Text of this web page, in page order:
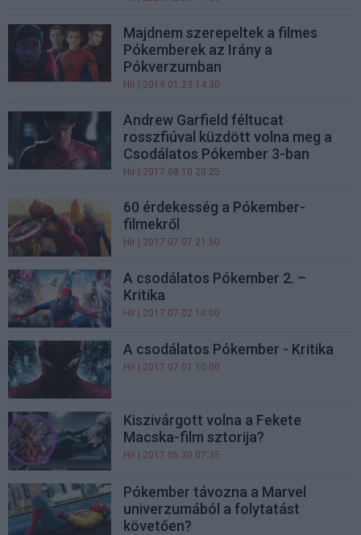
Majdnem szerepeltek a filmes
Pókemberek az Irány a
Pókverzumban
Hír | 2019.01.23 14:30
Andrew Garfield féltucat
rosszfiúval küzdött volna meg a
Csodálatos Pókember 3-ban
Hír | 2017.08.10 20:25
60 érdekesség a Pókember-
filmekről
Hír | 2017.07.07 21:50
A csodálatos Pókember 2. –
Kritika
Hír | 2017.07.02 10:00
A csodálatos Pókember - Kritika
Hír | 2017.07.01 10:00
Kiszivárgott volna a Fekete
Macska-film sztorija?
Hír | 2017.05.30 07:35
Pókember távozna a Marvel
univerzumából a folytatást
követően?